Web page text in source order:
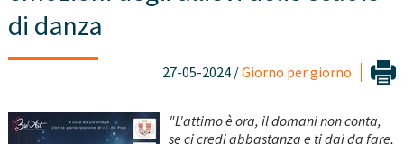
di danza
27-05-2024 /Giorno per giorno
"L'attimo è ora, il domani non conta,
se ci credi abbastanza e ti dai da fare,